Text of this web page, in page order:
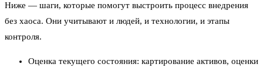
Ниже — шаги, которые помогут выстроить процесс внедрения
без хаоса. Они учитывают и людей, и технологии, и этапы
контроля.
Оценка текущего состояния: картирование активов, оценки